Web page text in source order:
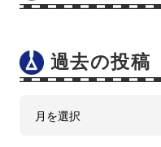
過去の投稿